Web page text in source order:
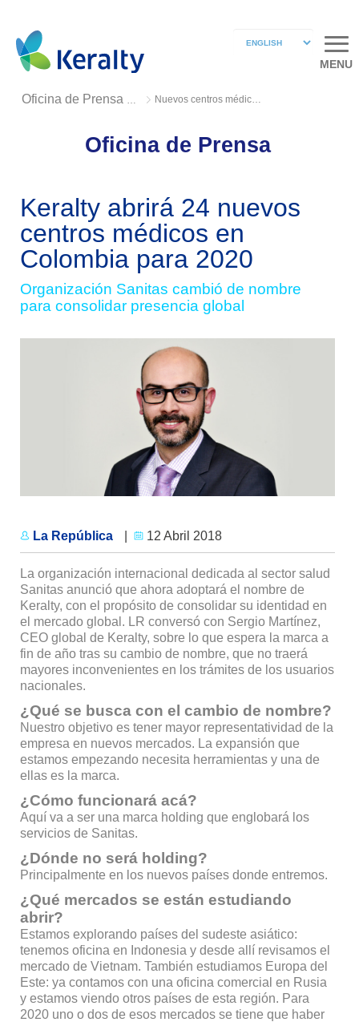
MENU
Oficina de Prensa 2018 Nuevos centros médicos en Colombia
Oficina de Prensa
Keralty abrirá 24 nuevos
centros médicos en
Colombia para 2020
Organización Sanitas cambió de nombre
para consolidar presencia global
La República 12 Abril 2018
La organización internacional dedicada al sector salud
Sanitas anunció que ahora adoptará el nombre de
Keralty, con el propósito de consolidar su identidad en
el mercado global. LR conversó con Sergio Martínez,
CEO global de Keralty, sobre lo que espera la marca a
fin de año tras su cambio de nombre, que no traerá
mayores inconvenientes en los trámites de los usuarios
nacionales.
¿Qué se busca con el cambio de nombre?
Nuestro objetivo es tener mayor representatividad de la
empresa en nuevos mercados. La expansión que
estamos empezando necesita herramientas y una de
ellas es la marca.
¿Cómo funcionará acá?
Aquí va a ser una marca holding que englobará los
servicios de Sanitas.
¿Dónde no será holding?
Principalmente en los nuevos países donde entremos.
¿Qué mercados se están estudiando
abrir?
Estamos explorando países del sudeste asiático:
tenemos oficina en Indonesia y desde allí revisamos el
mercado de Vietnam. También estudiamos Europa del
Este: ya contamos con una oficina comercial en Rusia
y estamos viendo otros países de esta región. Para
2020 uno o dos de esos mercados se tiene que haber